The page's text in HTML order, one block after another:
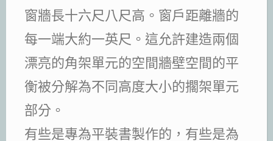
窗牆長十六尺八尺高。窗戶距離牆的
每一端大約一英尺。這允許建造兩個
漂亮的角架單元的空間牆壁空間的平
衡被分解為不同高度大小的擱架單元
部分。
有些是專為平裝書製作的，有些是為